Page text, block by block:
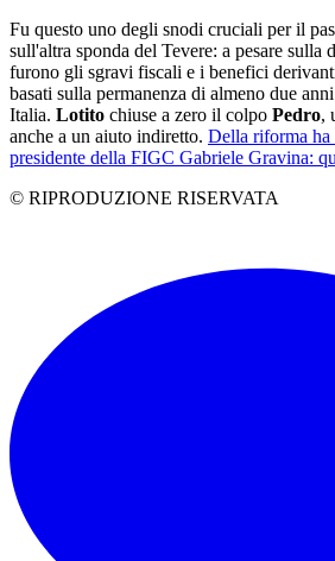
Fu questo uno degli snodi cruciali per il
sull'altra sponda del Tevere: a pesare sulla
furono gli sgravi fiscali e i benefici
basati sulla permanenza di almeno due
Italia. Lotito chiuse a zero il colpo Pedro,
anche a un aiuto indiretto. Della riforma ha
presidente della FIGC Gabriele Gravina:
© RIPRODUZIONE RISERVATA